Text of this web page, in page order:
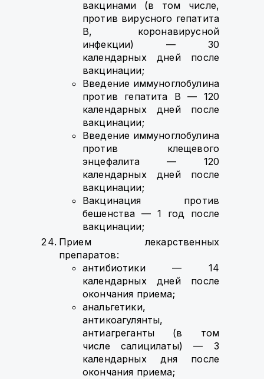
вакцинами (в том числе,
против вирусного гепатита
B, коронавирусной
инфекции) — 30
календарных дней после
вакцинации;
Введение иммуноглобулина
против гепатита B — 120
календарных дней после
вакцинации;
Введение иммуноглобулина
против клещевого
энцефалита — 120
календарных дней после
вакцинации;
Вакцинация против
бешенства — 1 год после
вакцинации;
Прием лекарственных
препаратов:
антибиотики — 14
календарных дней после
окончания приема;
анальгетики,
антикоагулянты,
антиагреганты (в том
числе салицилаты) — 3
календарных дня после
окончания приема;